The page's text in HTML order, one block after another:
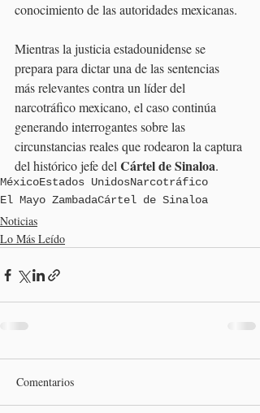
conocimiento de las autoridades mexicanas.
Mientras la justicia estadounidense se
prepara para dictar una de las sentencias
más relevantes contra un líder del
narcotráfico mexicano, el caso continúa
generando interrogantes sobre las
circunstancias reales que rodearon la captura
del histórico jefe del Cártel de Sinaloa.
MéxicoEstados UnidosNarcotráfico
El Mayo ZambadaCártel de Sinaloa
Noticias
Lo Más Leído
Comentarios